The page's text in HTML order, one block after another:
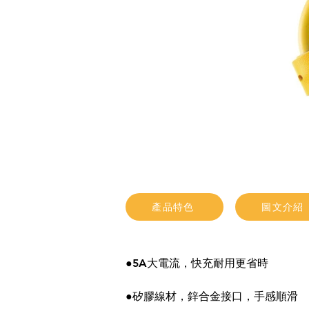
產品特色 圖文介紹
●5A大電流，快充耐用更省時
●矽膠線材，鋅合金接口，手感順滑